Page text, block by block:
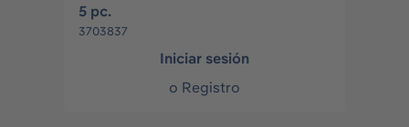
5 pc.
3703837
Iniciar sesión
o Registro